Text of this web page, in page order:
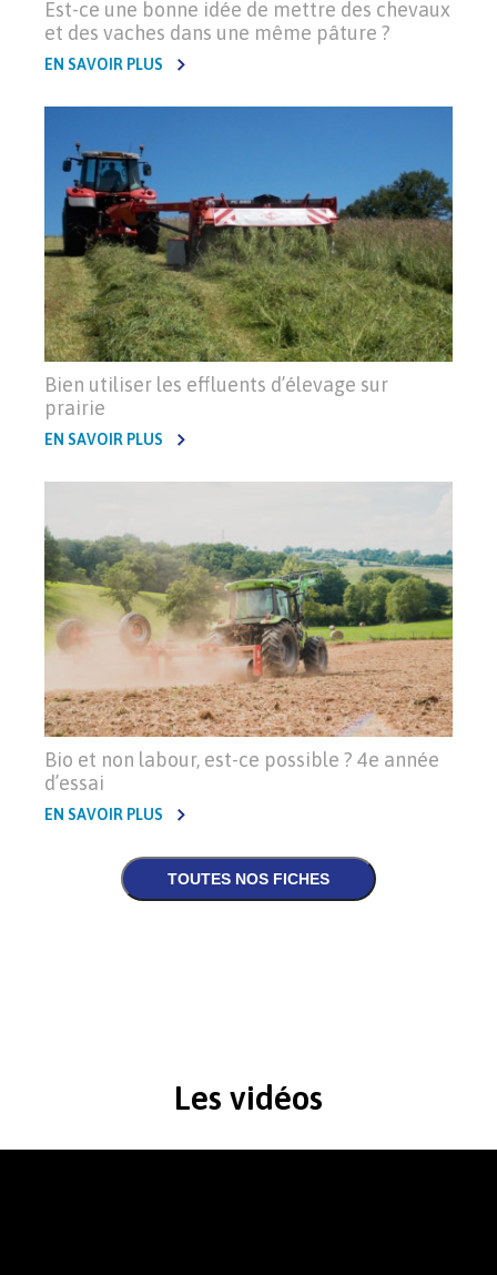
Est-ce une bonne idée de mettre des chevaux
et des vaches dans une même pâture ?
EN SAVOIR PLUS
Bien utiliser les effluents d’élevage sur
prairie
EN SAVOIR PLUS
Bio et non labour, est-ce possible ? 4e année
d’essai
EN SAVOIR PLUS
Les vidéos